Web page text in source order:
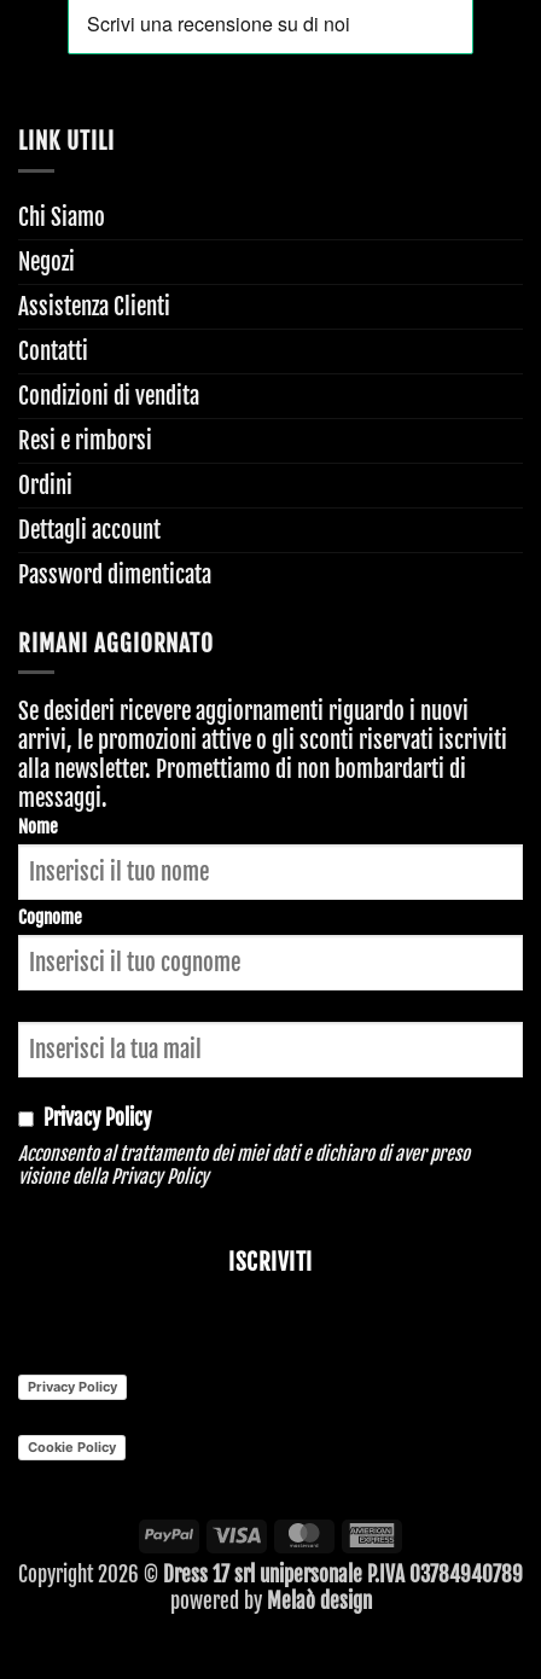
LINK UTILI
Chi Siamo
Negozi
Assistenza Clienti
Contatti
Condizioni di vendita
Resi e rimborsi
Ordini
Dettagli account
Password dimenticata
RIMANI AGGIORNATO
Se desideri ricevere aggiornamenti riguardo i nuovi
arrivi, le promozioni attive o gli sconti riservati iscriviti
alla newsletter. Promettiamo di non bombardarti di
messaggi.
Nome
Cognome
Privacy Policy
Acconsento al trattamento dei miei dati e dichiaro di aver preso
visione dellaPrivacy Policy
ISCRIVITI
Privacy Policy
Cookie Policy
PayPal Visa MasterCard
Express
Copyright 2026 © Dress 17 srl unipersonale P.IVA 03784940789
powered by Melaò design